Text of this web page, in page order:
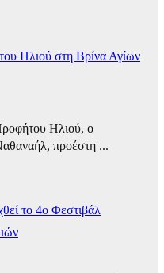
Ηλιού στη Βρίνα Αγίων
Ηλιού, ο
προέστη ...
το 4ο Φεστιβάλ